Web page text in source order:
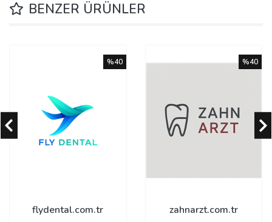
BENZER ÜRÜNLER
flydental.com.tr
%40
zahnarzt.com.tr
%40